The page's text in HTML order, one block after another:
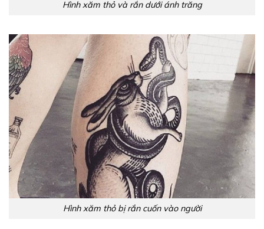
Hình xăm thỏ và rắn dưới ánh trăng
Hình xăm thỏ bị rắn cuốn vào người